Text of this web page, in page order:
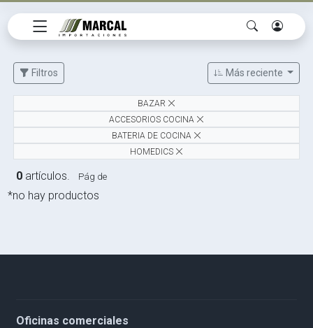
Filtros Más reciente
BAZAR
ACCESORIOS COCINA
BATERIA DE COCINA
HOMEDICS
*no hay productos
0 artículos. Pág de
Oficinas comerciales